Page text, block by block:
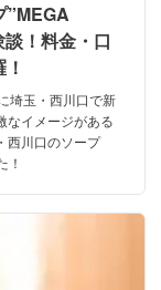
”MEGA
！料金・口
埼玉・西川口で新
なイメージがある
西川口のソープ
！